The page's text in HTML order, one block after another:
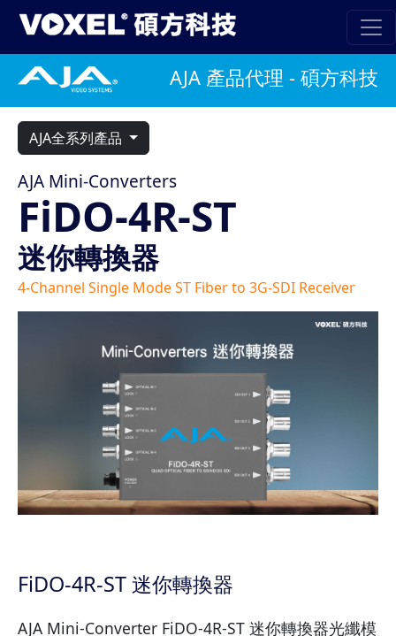
AJA 產品代理 - 碩方科技
AJA全系列產品
AJA Mini-Converters
FiDO-4R-ST
迷你轉換器
4-Channel Single Mode ST Fiber to 3G-SDI Receiver
FiDO-4R-ST 迷你轉換器
AJA Mini-Converter FiDO-4R-ST 迷你轉換器光纖模